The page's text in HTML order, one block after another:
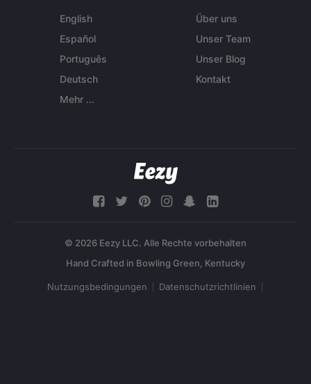
English
Español
Português
Deutsch
Mehr ...
Über uns
Unser Team
Unser Blog
Kontakt
© 2026 Eezy LLC. Alle Rechte vorbehalten
Nutzungsbedingungen Datenschutzrichtlinien